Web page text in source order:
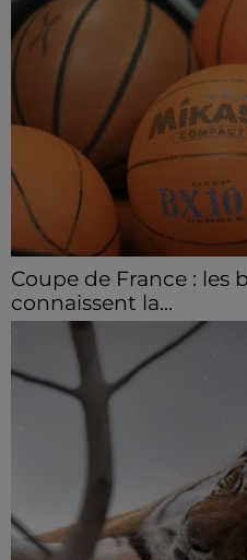
Coupe de France : les
connaissent la...
Le C'CMBM affrontera un
Centre à l'occasion des
France.